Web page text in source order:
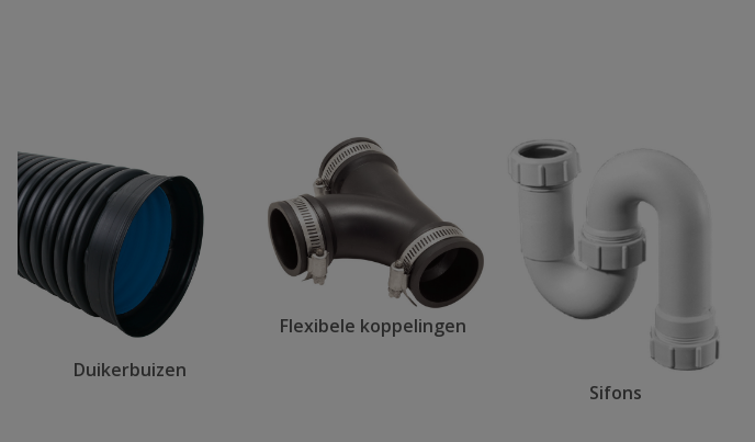
Duikerbuizen
Flexibele koppelingen
Sifons